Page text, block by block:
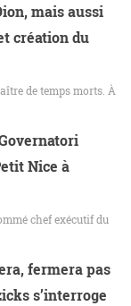
mais aussi
création du
de temps morts. À
Nice à
chef exécutif du
fermera pas
s’interroge